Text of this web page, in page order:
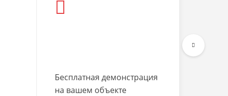
Бесплатная демонстрация
на вашем объекте